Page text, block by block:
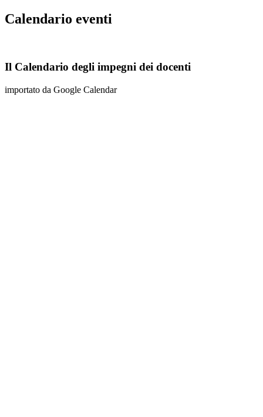
Calendario eventi
Il Calendario degli impegni dei docenti
importato da Google Calendar